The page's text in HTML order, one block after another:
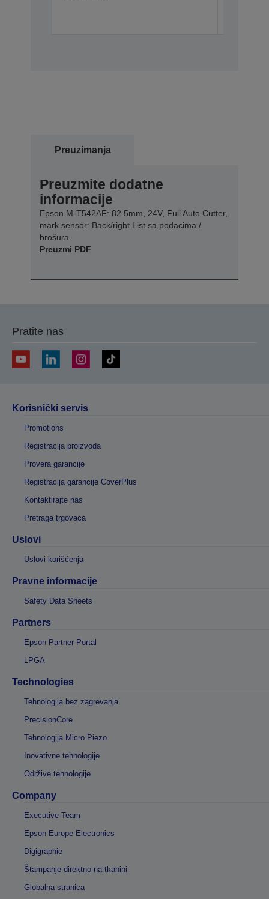
Preuzimanja
Preuzmite dodatne
informacije
Epson M-T542AF: 82.5mm, 24V, Full Auto Cutter,
mark sensor: Back/right List sa podacima /
brošura
Preuzmi PDF
Pratite nas
Korisnički servis
Promotions
Registracija proizvoda
Provera garancije
Registracija garancije CoverPlus
Kontaktirajte nas
Pretraga trgovaca
Uslovi
Uslovi korišćenja
Pravne informacije
Safety Data Sheets
Partners
Epson Partner Portal
LPGA
Technologies
Tehnologija bez zagrevanja
PrecisionCore
Tehnologija Micro Piezo
Inovativne tehnologije
Održive tehnologije
Company
Executive Team
Epson Europe Electronics
Digigraphie
Štampanje direktno na tkanini
Globalna stranica